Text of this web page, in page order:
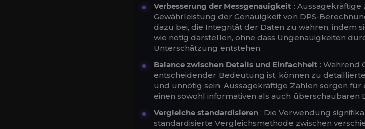
Verbesserung der Messgenauigkeit : Aussagekräftige
Gewährleistung der Genauigkeit von DPS-
dazu bei, die Integrität der Daten zu wahren, indem
wie nötig darstellen, ohne dass Ungenauigkeiten
Unterschätzung entstehen.
Balance zwischen Details und Einfachheit : Während
entscheidender Bedeutung ist, können zu
und unnötig sein. Aussagekräftige Zahlen sorgen
einen sowohl informativen als auch überschaubaren
Vergleiche standardisieren : Die Verwendung
standardisierte Vergleichsmethode zwischen